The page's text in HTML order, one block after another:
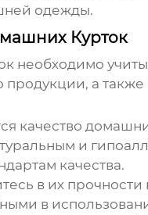
одежды.
Курток
необходимо
а
качество
и
качества.
в их прочности
в